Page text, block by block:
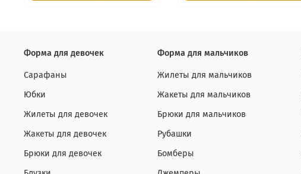
Форма для девочек
Сарафаны
Юбки
Жилеты для девочек
Жакеты для девочек
Брюки для девочек
Форма для мальчиков
Жилеты для мальчиков
Жакеты для мальчиков
Брюки для мальчиков
Рубашки
Бомберы